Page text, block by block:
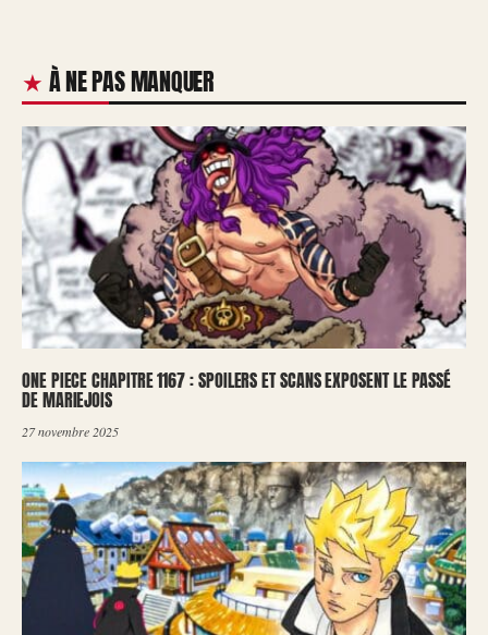
À NE PAS MANQUER
ONE PIECE CHAPITRE 1167 : SPOILERS ET SCANS EXPOSENT LE PASSÉ
DE MARIEJOIS
27 novembre 2025